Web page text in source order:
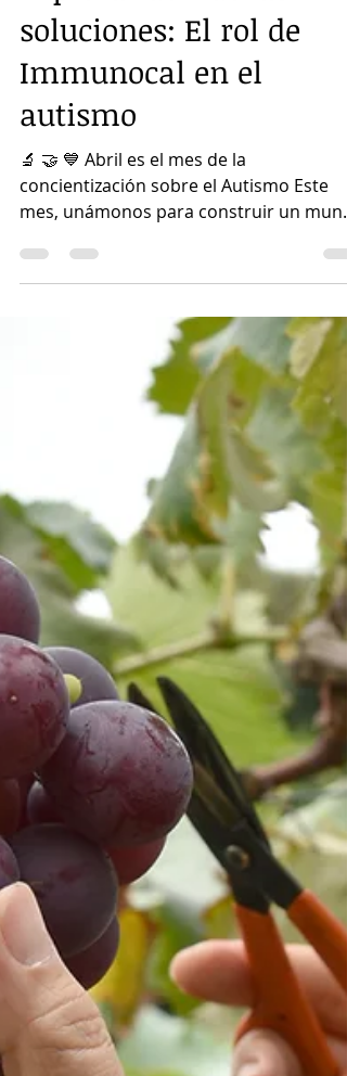
Explorando nuevas
soluciones: El rol de
Immunocal en el
autismo
🔬 🤝 💙 Abril es el mes de la
concientización sobre el Autismo Este
mes, unámonos para construir un